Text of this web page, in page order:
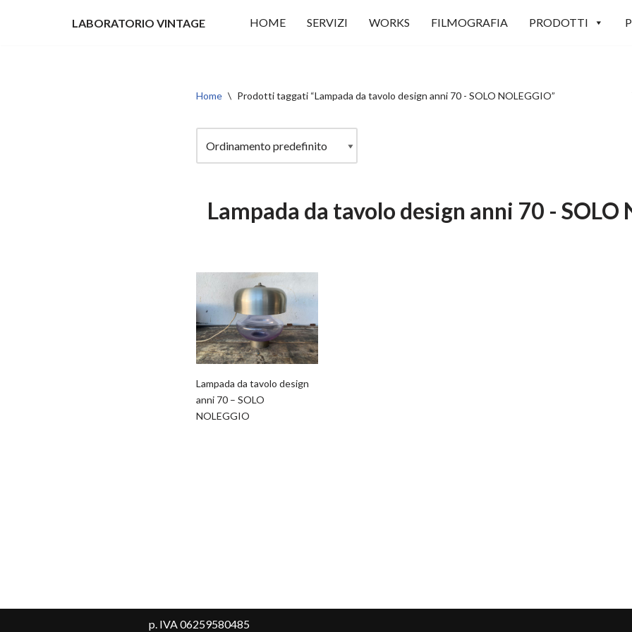
LABORATORIO VINTAGE HOME SERVIZI WORKS FILMOGRAFIA PRODOTTI
Home \ Prodotti taggati “Lampada da tavolo design anni 70 - SOLO NOLEGGIO”
Lampada da tavolo design anni 70 - SOLO
Lampada da tavolo design
anni 70 – SOLO
NOLEGGIO
p. IVA 06259580485